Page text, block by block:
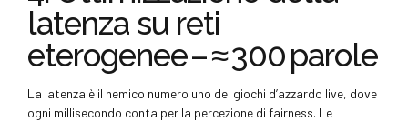
latenza su reti
eterogenee – ≈ 300 parole
La latenza è il nemico numero uno dei giochi d’azzardo live, dove
ogni millisecondo conta per la percezione di fairness. Le